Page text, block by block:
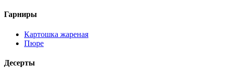
Гарниры
Картошка жареная
Пюре
Десерты